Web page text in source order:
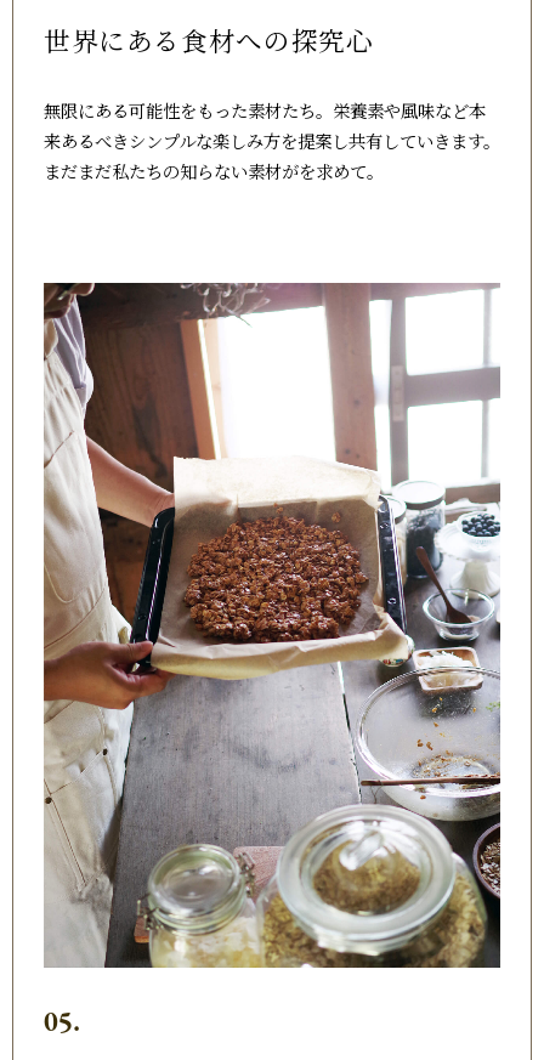
世界にある食材への探究心
無限にある可能性をもった素材たち。栄養素や風味など本
来あるべきシンプルな楽しみ方を提案し共有していきます。
まだまだ私たちの知らない素材がを求めて。
05.